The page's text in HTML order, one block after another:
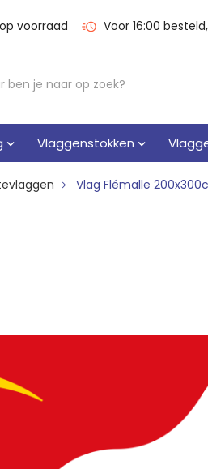
voorraad Voor 16:00
Vlaggenstokken
Vlag Flémalle